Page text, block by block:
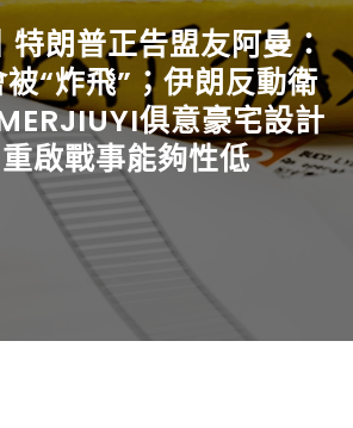
特朗普正告盟友阿曼：
“炸飛”；伊朗反動衛
俱意豪宅設計
啟戰事能夠性低